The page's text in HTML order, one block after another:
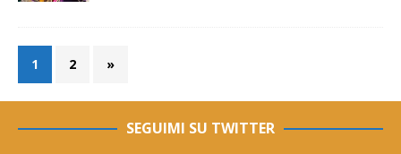
1 2 »
SEGUIMI SU TWITTER